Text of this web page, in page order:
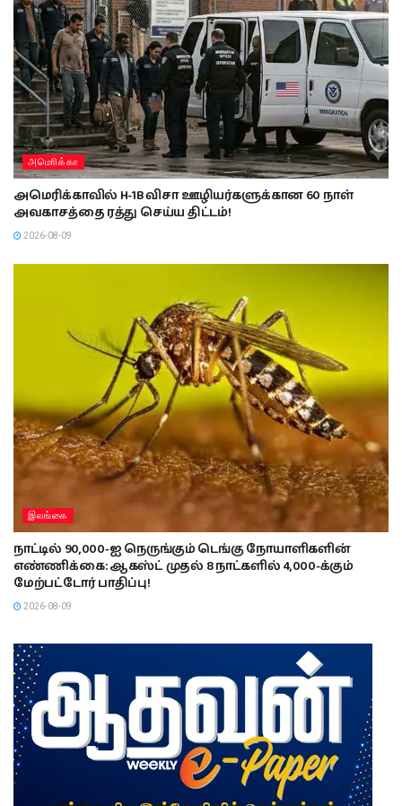
அமொிக்கா
அமெரிக்காவில் H-1B விசா ஊழியர்களுக்கான 60 நாள்
அவகாசத்தை ரத்து செய்ய திட்டம்!
2026-08-09
இலங்கை
நாட்டில் 90,000-ஐ நெருங்கும் டெங்கு நோயாளிகளின்
எண்ணிக்கை: ஆகஸ்ட் முதல் 8 நாட்களில் 4,000-க்கும்
மேற்பட்டோர் பாதிப்பு!
2026-08-09